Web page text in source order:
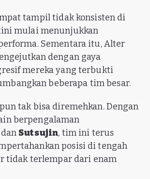
tampil tidak konsisten di
mulai menunjukkan
Sementara itu, Alter
dengan gaya
mereka yang terbukti
beberapa tim besar.
tak bisa diremehkan. Dengan
berpengalaman
dan Sutsujin, tim ini terus
posisi di tengah
tidak terlempar dari enam